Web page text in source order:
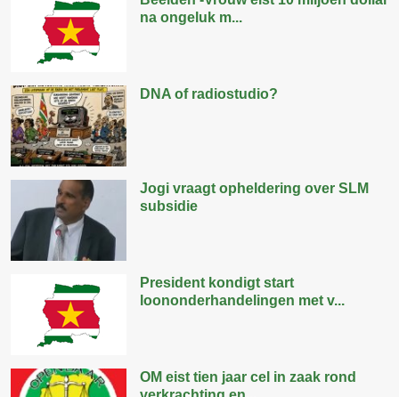
na ongeluk m...
DNA of radiostudio?
Jogi vraagt opheldering over SLM
subsidie
President kondigt start
loononderhandelingen met v...
OM eist tien jaar cel in zaak rond